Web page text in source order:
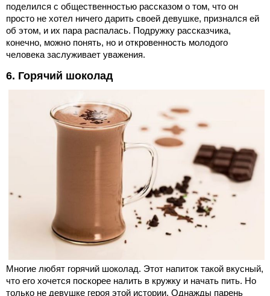
поделился с общественностью рассказом о том, что он
просто не хотел ничего дарить своей девушке, признался ей
об этом, и их пара распалась. Подружку рассказчика,
конечно, можно понять, но и откровенность молодого
человека заслуживает уважения.
6. Горячий шоколад
Многие любят горячий шоколад. Этот напиток такой вкусный,
что его хочется поскорее налить в кружку и начать пить. Но
только не девушке героя этой истории. Однажды парень